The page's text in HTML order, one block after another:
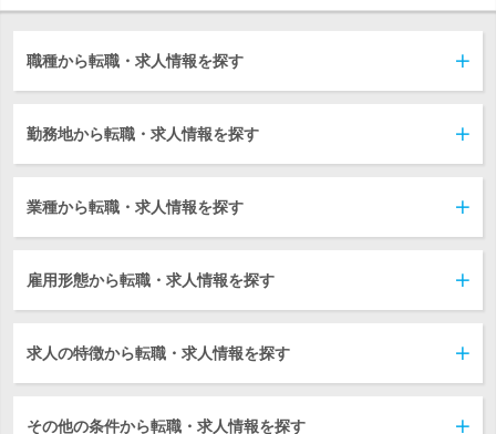
職種から転職・求人情報を探す
勤務地から転職・求人情報を探す
業種から転職・求人情報を探す
雇用形態から転職・求人情報を探す
求人の特徴から転職・求人情報を探す
その他の条件から転職・求人情報を探す